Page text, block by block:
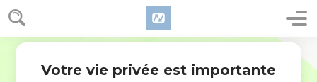
Votre vie privée est importante